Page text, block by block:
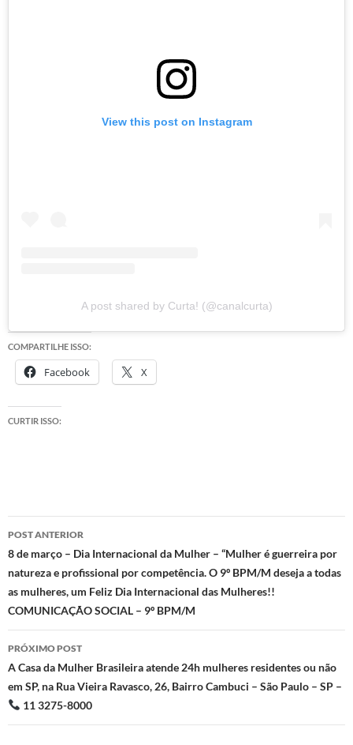
View this post on Instagram
A post shared by Curta! (@canalcurta)
COMPARTILHE ISSO:
Facebook X
CURTIR ISSO:
Navegação
de
posts
POST ANTERIOR
8 de março – Dia Internacional da Mulher – “Mulher é guerreira por
natureza e profissional por competência. O 9º BPM/M deseja a todas
as mulheres, um Feliz Dia Internacional das Mulheres!!
COMUNICAÇÃO SOCIAL – 9º BPM/M
PRÓXIMO POST
A Casa da Mulher Brasileira atende 24h mulheres residentes ou não
em SP, na Rua Vieira Ravasco, 26, Bairro Cambuci – São Paulo – SP –
11 3275-8000